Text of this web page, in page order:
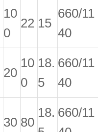
10
0
22 15
660/11
40
20
10
0
18.
5
660/11
40
30 80
18. 660/11